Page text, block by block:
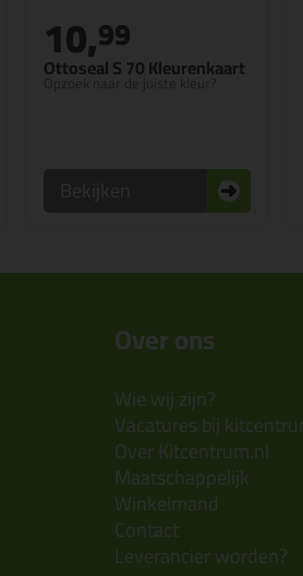
Ottoseal S 70 Kleurenkaart
Opzoek naar de juiste kleur?
10,99
Over ons
Wie wij zijn?
Vacatures bij
Over Kitcentrum.nl
Maatschappelijk
Winkelmand
Contact
Leverancier worden?